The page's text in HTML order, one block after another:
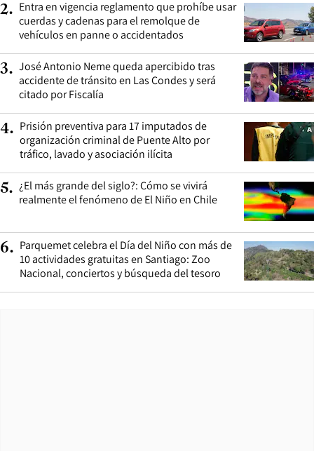
2. Entra en vigencia reglamento que prohíbe usar
cuerdas y cadenas para el remolque de
vehículos en panne o accidentados
3. José Antonio Neme queda apercibido tras
accidente de tránsito en Las Condes y será
citado por Fiscalía
4. Prisión preventiva para 17 imputados de
organización criminal de Puente Alto por
tráfico, lavado y asociación ilícita
5. ¿El más grande del siglo?: Cómo se vivirá
realmente el fenómeno de El Niño en Chile
6. Parquemet celebra el Día del Niño con más de
10 actividades gratuitas en Santiago: Zoo
Nacional, conciertos y búsqueda del tesoro